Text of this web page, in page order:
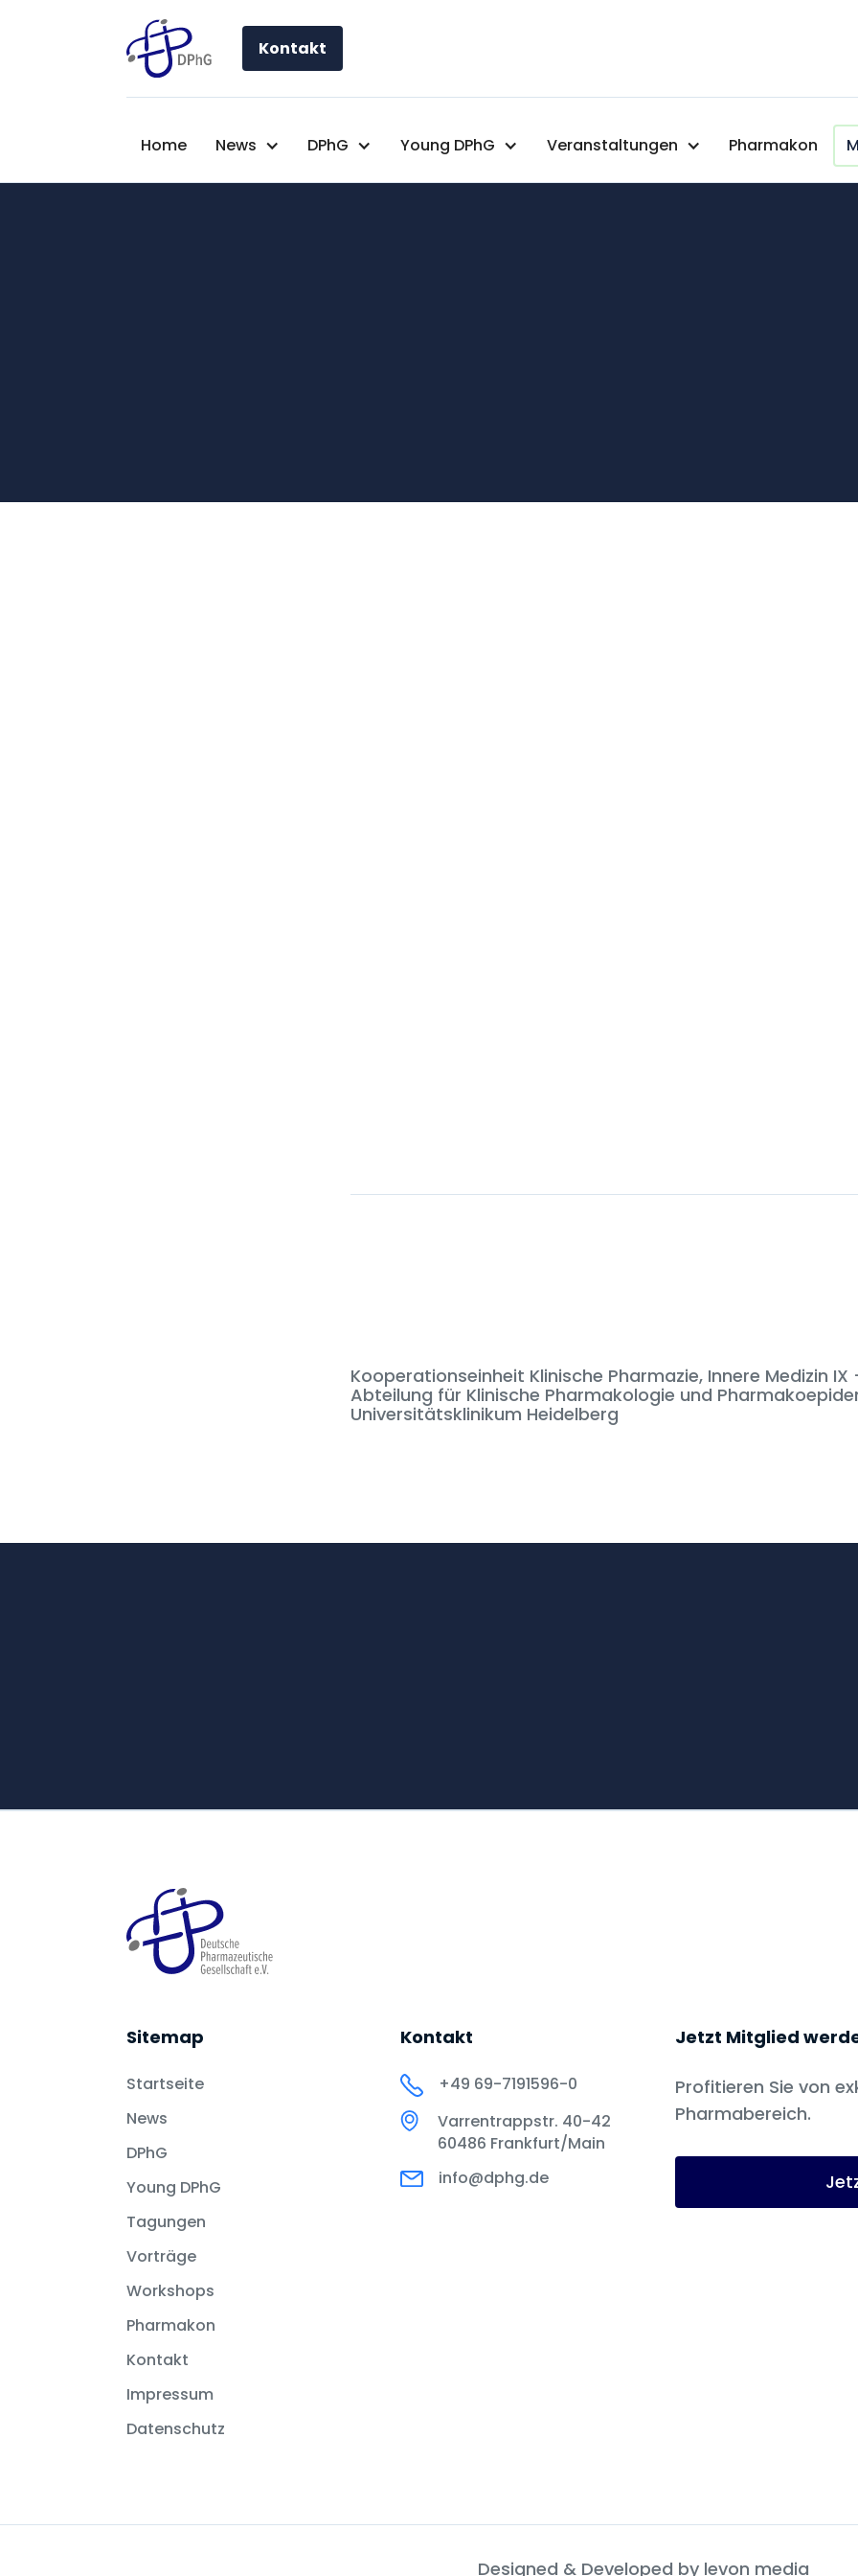
Kontakt
Home News DPhG Young DPhG Veranstaltungen Pharmakon
Kooperationseinheit Klinische Pharmazie, Innere Medizin IX
Abteilung für Klinische Pharmakologie und
Universitätsklinikum Heidelberg
Sitemap
Startseite
News
DPhG
Young DPhG
Tagungen
Vorträge
Workshops
Pharmakon
Kontakt
Impressum
Datenschutz
Kontakt
+49 69-7191596-0
Varrentrappstr. 40-42
60486 Frankfurt/Main
info@dphg.de
Jetzt Mitglied
Profitieren Sie von
Pharmabereich.
Designed & Developed by levon media